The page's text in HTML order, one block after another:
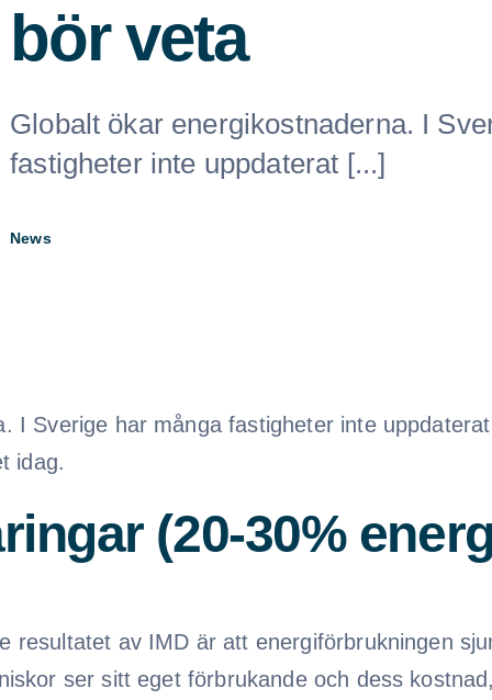
bör veta
Globalt ökar energikostnaderna. I
fastigheter inte uppdaterat [...]
News
I Sverige har många fastigheter inte
idag.
(20-30%
resultatet av IMD är att energiförbrukningen
ser sitt eget förbrukande och dess